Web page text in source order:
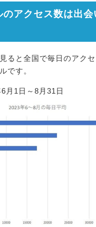
のアクセス数は出
ると全国で毎日のアク
です。
月1日～8月31日